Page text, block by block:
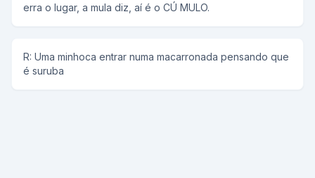
erra o lugar, a mula diz, aí é o CÚ MULO.
R: Uma minhoca entrar numa macarronada pensando que
é suruba